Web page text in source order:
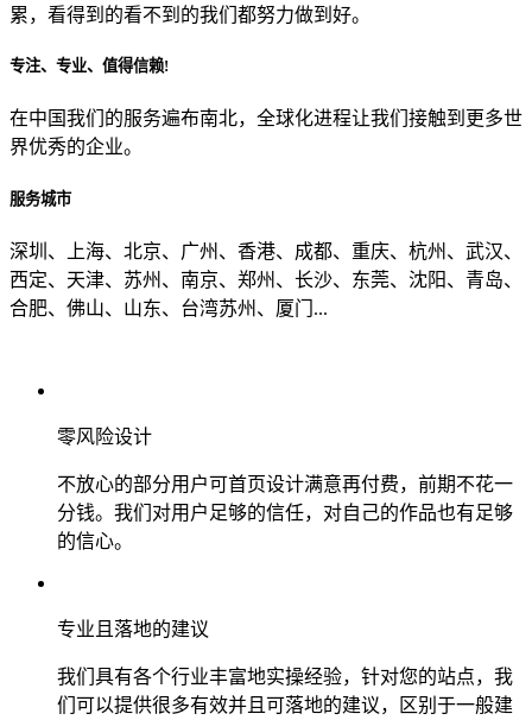
目前主要的营销渠道是？
累，看得到的看不到的我们都努力做到好。
专注、专业、值得信赖!
在中国我们的服务遍布南北，全球化进程让我们接触到更多世
界优秀的企业。
服务城市
深圳、上海、北京、广州、香港、成都、重庆、杭州、武汉、
西定、天津、苏州、南京、郑州、长沙、东莞、沈阳、青岛、
合肥、佛山、山东、台湾苏州、厦门...
零风险设计
不放心的部分用户可首页设计满意再付费，前期不花一
分钱。我们对用户足够的信任，对自己的作品也有足够
的信心。
专业且落地的建议
我们具有各个行业丰富地实操经验，针对您的站点，我
们可以提供很多有效并且可落地的建议，区别于一般建